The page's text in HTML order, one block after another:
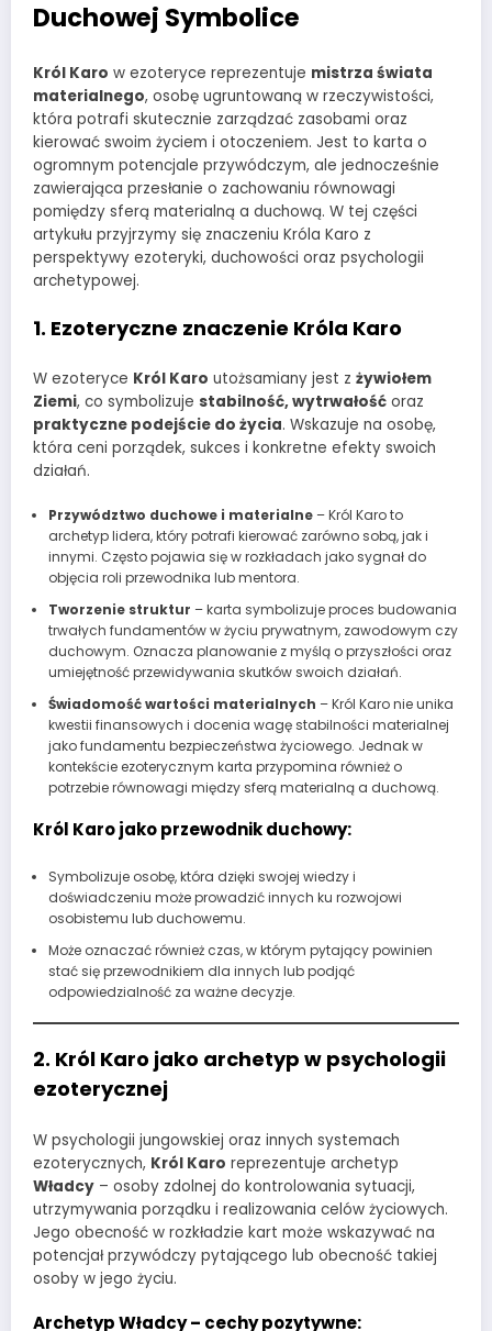
Duchowej Symbolice
Król Karo w ezoteryce reprezentuje mistrza świata
materialnego, osobę ugruntowaną w rzeczywistości,
która potrafi skutecznie zarządzać zasobami oraz
kierować swoim życiem i otoczeniem. Jest to karta o
ogromnym potencjale przywódczym, ale jednocześnie
zawierająca przesłanie o zachowaniu równowagi
pomiędzy sferą materialną a duchową. W tej części
artykułu przyjrzymy się znaczeniu Króla Karo z
perspektywy ezoteryki, duchowości oraz psychologii
archetypowej.
1. Ezoteryczne znaczenie Króla Karo
W ezoteryce Król Karo utożsamiany jest z żywiołem
Ziemi, co symbolizuje stabilność, wytrwałość oraz
praktyczne podejście do życia. Wskazuje na osobę,
która ceni porządek, sukces i konkretne efekty swoich
działań.
Przywództwo duchowe i materialne– Król Karo to
archetyp lidera, który potrafi kierować zarówno sobą, jak i
innymi. Często pojawia się w rozkładach jako sygnał do
objęcia roli przewodnika lub mentora.
Tworzenie struktur – karta symbolizuje proces budowania
trwałych fundamentów w życiu prywatnym, zawodowym czy
duchowym. Oznacza planowanie z myślą o przyszłości oraz
umiejętność przewidywania skutków swoich działań.
Świadomość wartości materialnych – Król Karo nie unika
kwestii finansowych i docenia wagę stabilności materialnej
jako fundamentu bezpieczeństwa życiowego. Jednak w
kontekście ezoterycznym karta przypomina również o
potrzebie równowagi między sferą materialną a duchową.
Król Karo jako przewodnik duchowy:
Symbolizuje osobę, która dzięki swojej wiedzy i
doświadczeniu może prowadzić innych ku rozwojowi
osobistemu lub duchowemu.
Może oznaczać również czas, w którym pytający powinien
stać się przewodnikiem dla innych lub podjąć
odpowiedzialność za ważne decyzje.
2. Król Karo jako archetyp w psychologii
ezoterycznej
W psychologii jungowskiej oraz innych systemach
ezoterycznych, Król Karo reprezentuje archetyp
Władcy – osoby zdolnej do kontrolowania sytuacji,
utrzymywania porządku i realizowania celów życiowych.
Jego obecność w rozkładzie kart może wskazywać na
potencjał przywódczy pytającego lub obecność takiej
osoby w jego życiu.
Archetyp Władcy– cechy pozytywne: